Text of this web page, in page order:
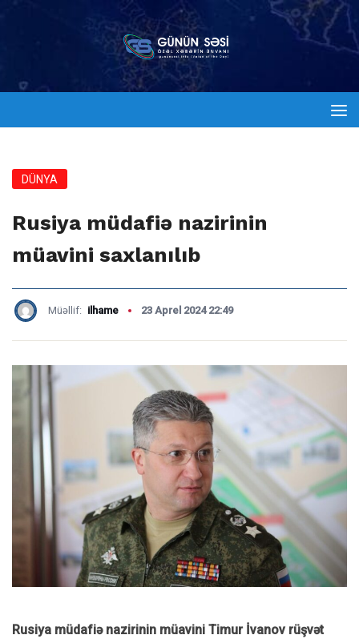
DÜNYA
Rusiya müdafiə nazirinin
müavini saxlanılıb
Müəllif: ilhame 23 Aprel 2024 22:49
Rusiya müdafiə nazirinin müavini Timur İvanov rüşvət